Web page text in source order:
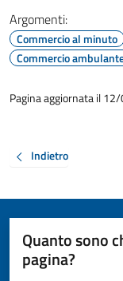
Argomenti:
Commercio al minuto
Commercio
Pagina aggiornata il
Indietro
Quanto sono
pagina?